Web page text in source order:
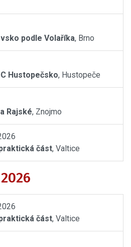
podle Volaříka, Brno
Hustopečsko, Hustopeče
Rajské, Znojmo
část, Valtice
část, Valtice